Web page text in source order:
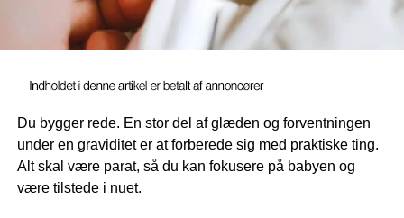
dit barn
på den verden som vi lever i, for at barnet får et godt sted
bomuldsproduktionen en af de største miljøsyndere i
moderne tid. Bomuldsproduktion kræver meget store
mængder vand, så hvis du vil nedsætte dit forbrug af
ressourcer, så kan du vælge at købe bambussengetøj i
Du bygger rede. En stor del af glæden og forventningen
under en graviditet er at forberede sig med praktiske ting.
Alt skal være parat, så du kan fokusere på babyen og
være tilstede i nuet.